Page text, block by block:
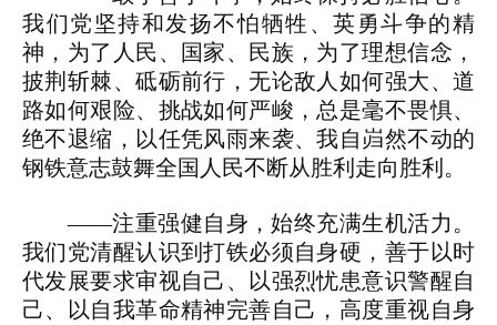
我们党坚持和发扬不怕牺牲、英勇斗争的精
神，为了人民、国家、民族，为了理想信念，
披荆斩棘、砥砺前行，无论敌人如何强大、道
路如何艰险、挑战如何严峻，总是毫不畏惧、
绝不退缩，以任凭风雨来袭、我自岿然不动的
钢铁意志鼓舞全国人民不断从胜利走向胜利。
——注重强健自身，始终充满生机活力。
我们党清醒认识到打铁必须自身硬，善于以时
代发展要求审视自己、以强烈忧患意识警醒自
己、以自我革命精神完善自己，高度重视自身